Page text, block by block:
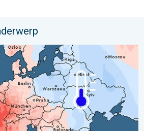
in juli. Tweedeling Europa. . .